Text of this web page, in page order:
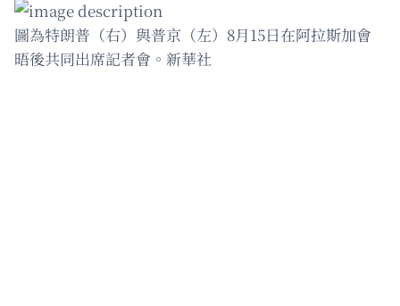
圖為特朗普（右）與普京（左）8月15日在阿拉斯加會
晤後共同出席記者會。新華社